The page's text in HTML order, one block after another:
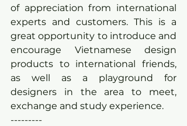
of appreciation from international
experts and customers. This is a
great opportunity to introduce and
encourage Vietnamese design
products to international friends,
as well as a playground for
designers in the area to meet,
exchange and study experience.
---------